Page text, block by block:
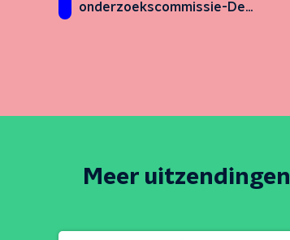
onderzoekscommissie-De
Meer uitzendingen